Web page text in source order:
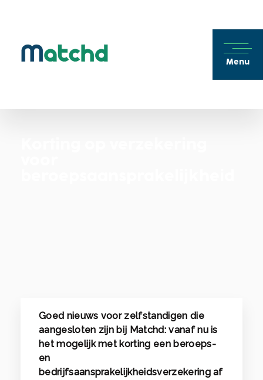
Menu
Goed nieuws voor zelfstandigen die
aangesloten zijn bij Matchd: vanaf nu is
het mogelijk met korting een beroeps-
en
bedrijfsaansprakelijkheidsverzekering af